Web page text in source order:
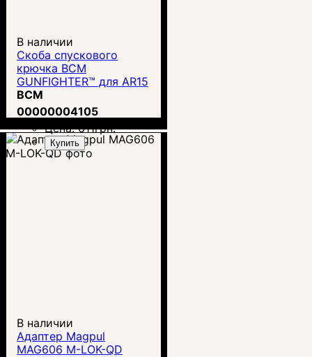
В наличии
Скоба спускового
крючка BCM
GUNFIGHTER™ для AR15
(BCM-GTG-MOD-0-BLK)
BCM
00000004105
Цена:611грн.
Купить
В наличии
Адаптер Magpul
MAG606 M-LOK-QD